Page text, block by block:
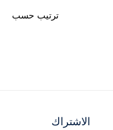
ترتيب حسب
الاشتراك